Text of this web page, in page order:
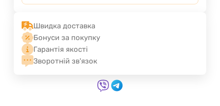
Швидка доставка
Бонуси за покупку
Гарантія якості
Зворотній зв'язок